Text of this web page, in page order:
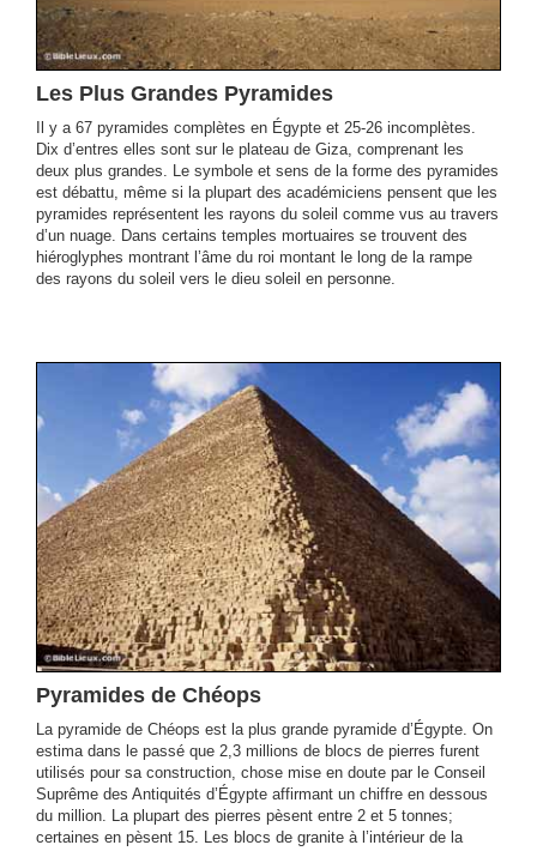
Les Plus Grandes Pyramides
Il y a 67 pyramides complètes en Égypte et 25-26 incomplètes.
Dix d’entres elles sont sur le plateau de Giza, comprenant les
deux plus grandes. Le symbole et sens de la forme des pyramides
est débattu, même si la plupart des académiciens pensent que les
pyramides représentent les rayons du soleil comme vus au travers
d’un nuage. Dans certains temples mortuaires se trouvent des
hiéroglyphes montrant l’âme du roi montant le long de la rampe
des rayons du soleil vers le dieu soleil en personne.
Pyramides de Chéops
La pyramide de Chéops est la plus grande pyramide d’Égypte. On
estima dans le passé que 2,3 millions de blocs de pierres furent
utilisés pour sa construction, chose mise en doute par le Conseil
Suprême des Antiquités d’Égypte affirmant un chiffre en dessous
du million. La plupart des pierres pèsent entre 2 et 5 tonnes;
certaines en pèsent 15. Les blocs de granite à l’intérieur de la